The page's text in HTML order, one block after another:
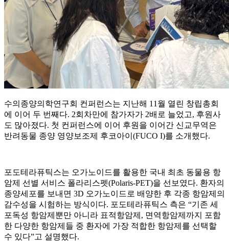
수의종양의학연구회 컨퍼런스는 지난해 11월 열린 창립총회
에 이어 두 번째다. 2회차만에 참가자가 2배로 늘었고, 후원사
도 많아졌다. 첫 컨퍼런스에 이어 후원을 이어간 신교무역은
반려동물 종양 영양보조제 후코아이(FUCO I)를 소개했다.
포도테라퓨틱스는 오가노이드를 활용한 국내 최초 동물용 항
암제 선별 서비스 폴라리스펫(Polaris-PET)을 선보였다. 환자의
종양세포를 보내면 3D 오가노이드로 배양한 후 각종 항암제의
감수성을 시험하는 방식이다. 포도테라퓨틱스 측은 “기존 세
포독성 항암제뿐만 아니라 표적항암제, 면역항암제까지 포함
한 다양한 항암제들 중 환자에 가장 적합한 항암제를 선택할
수 있다”고 설명했다.